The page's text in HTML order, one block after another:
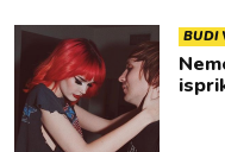
BUDI